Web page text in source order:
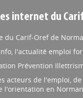
internet du
du Carif-Oref de
l'actualité emploi
Prévention
acteurs de l'emploi,
l'orientation en